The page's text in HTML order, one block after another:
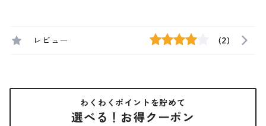
レビュー (2)
わくわくポイントを貯めて
選べる！お得クーポン